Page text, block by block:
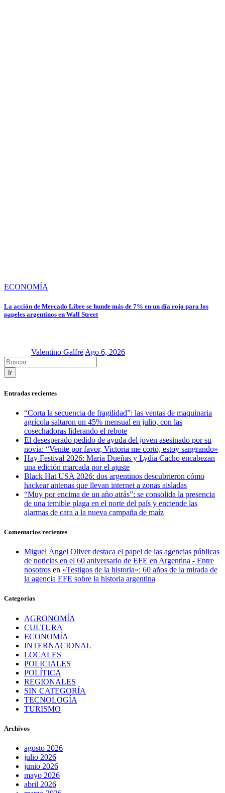
ECONOMÍA
La acción de Mercado Libre se hunde más de 7% en un día rojo para los
papeles argentinos en Wall Street
Valentino GalfréAgo 6, 2026
Ir
Entradas recientes
“Corta la secuencia de fragilidad”: las ventas de maquinaria
agrícola saltaron un 45% mensual en julio, con las
cosechadoras liderando el rebote
El desesperado pedido de ayuda del joven asesinado por su
novia: “Venite por favor, Victoria me cortó, estoy sangrando»
Hay Festival 2026: María Dueñas y Lydia Cacho encabezan
una edición marcada por el ajuste
Black Hat USA 2026: dos argentinos descubrieron cómo
hackear antenas que llevan internet a zonas aisladas
“Muy por encima de un año atrás”: se consolida la presencia
de una temible plaga en el norte del país y enciende las
alarmas de cara a la nueva campaña de maíz
Comentarios recientes
Miguel Ángel Oliver destaca el papel de las agencias públicas
de noticias en el 60 aniversario de EFE en Argentina - Entre
nosotros en «Testigos de la historia»: 60 años de la mirada de
la agencia EFE sobre la historia argentina
Categorías
AGRONOMÍA
CULTURA
ECONOMÍA
INTERNACIONAL
LOCALES
POLICIALES
POLÍTICA
REGIONALES
SIN CATEGORÍA
TECNOLOGÍA
TURISMO
Archivos
agosto 2026
julio 2026
junio 2026
mayo 2026
abril 2026